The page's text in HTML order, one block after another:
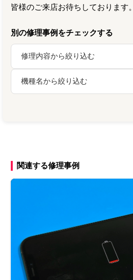
皆様のご来店お待ちしております。
別の修理事例をチェックする
関連する修理事例